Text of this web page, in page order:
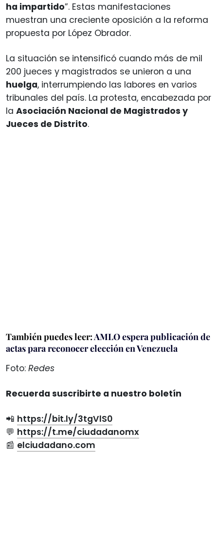
ha impartido”. Estas manifestaciones
muestran una creciente oposición a la reforma
propuesta por López Obrador.
La situación se intensificó cuando más de mil
200 jueces y magistrados se unieron a una
huelga, interrumpiendo las labores en varios
tribunales del país. La protesta, encabezada por
la Asociación Nacional de Magistrados y
Jueces de Distrito.
También puedes leer:AMLO espera publicación de
actas para reconocer elección en Venezuela
Foto: Redes
Recuerda suscribirte a nuestro boletín
📲 https://bit.ly/3tgVlS0
💬 https://t.me/ciudadanomx
📰 elciudadano.com